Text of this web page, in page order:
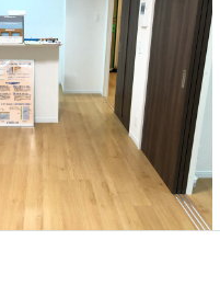
います♪ お問い合わせは五ヶ瀬不動産まで！！